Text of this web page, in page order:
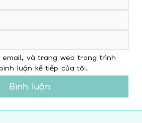
và trang web trong trình
luận kế tiếp của tôi.
Bình luận